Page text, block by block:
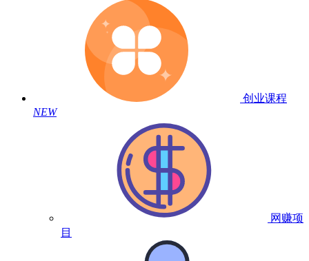
创业课程
NEW
网赚项
目